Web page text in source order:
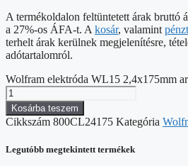
A termékoldalon feltüntetett árak bruttó
a 27%-os ÁFA-t. A kosár, valamint
terhelt árak kerülnek megjelenítésre,
adótartalomról.
Wolfram elektróda WL15 2,4x175mm
Kosárba teszem
Cikkszám 800CL24175 Kategória
Legutóbb megtekintett termékek